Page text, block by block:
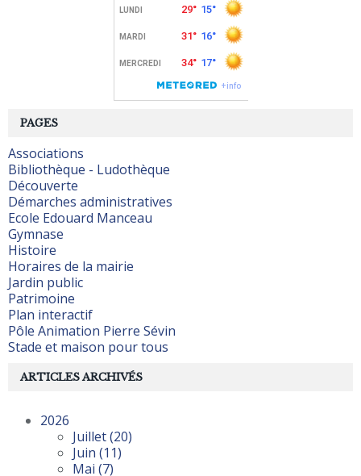
PAGES
Associations
Bibliothèque - Ludothèque
Découverte
Démarches administratives
Ecole Edouard Manceau
Gymnase
Histoire
Horaires de la mairie
Jardin public
Patrimoine
Plan interactif
Pôle Animation Pierre Sévin
Stade et maison pour tous
ARTICLES ARCHIVÉS
2026
Juillet(20)
Juin (11)
Mai (7)